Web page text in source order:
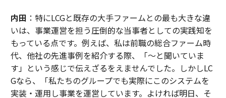
内田 ：特にLCGと既存の大手ファームとの最も大きな違
いは、事業運営を担う圧倒的な当事者としての実践知を
もっている点です。例えば、私は前職の総合ファーム時
代、他社の先進事例を紹介する際、「〜と聞いていま
す」という感じで伝えざるをえませんでした。しかしLC
Gなら、「私たちのグループでも実際にこのシステムを
実装・運用し事業を運営しています。よければ明日、そ